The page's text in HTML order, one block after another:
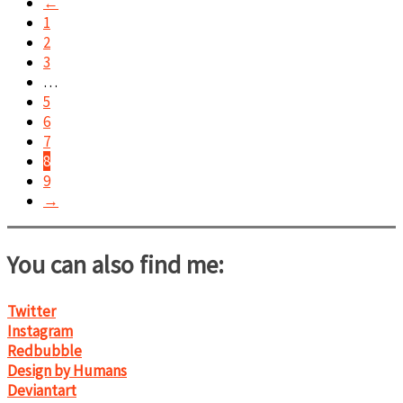
1
2
3
…
5
6
7
8
9
→
You can also find me:
Twitter
Instagram
Redbubble
Design by Humans
Deviantart